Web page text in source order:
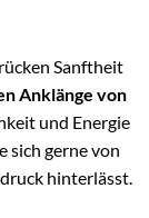
Sanftheit
Anklänge von
und Energie
sich gerne von
hinterlässt.